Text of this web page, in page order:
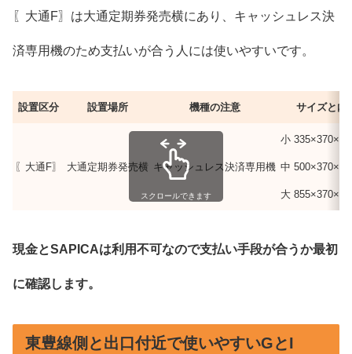
〖大通F〗は大通定期券発売横にあり、キャッシュレス決
済専用機のため支払いが合う人には使いやすいです。
設置区分 設置場所 機種の注意 サイズと内
〖大通F〗 大通定期券発売横 キャッシュレス決済専用機
小
中
大
スクロールできます
現金とSAPICAは利用不可なので支払い手段が合うか最初
に確認します。
東豊線側と出口付近で使いやすいGとI